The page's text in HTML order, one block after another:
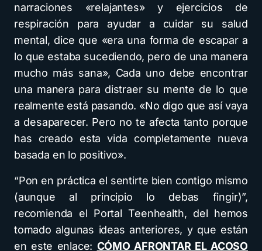
narraciones «relajantes» y ejercicios de
respiración para ayudar a cuidar su salud
mental, dice que «era una forma de escapar a
lo que estaba sucediendo, pero de una manera
mucho más sana», Cada uno debe encontrar
una manera para distraer su mente de lo que
realmente está pasando. «No digo que así vaya
a desaparecer. Pero no te afecta tanto porque
has creado esta vida completamente nueva
basada en lo positivo».
“Pon en práctica el sentirte bien contigo mismo
(aunque al principio lo debas fingir)”,
recomienda el Portal Teenhealth, del hemos
tomado algunas ideas anteriores, y que están
en este enlace: CÓMO AFRONTAR EL ACOSO